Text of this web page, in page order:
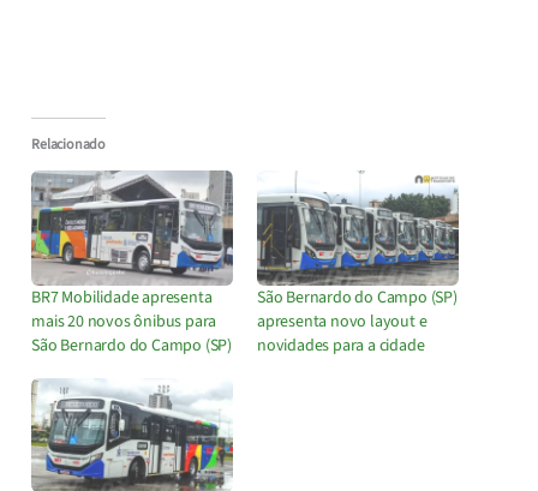
Relacionado
BR7 Mobilidade apresenta
mais 20 novos ônibus para
São Bernardo do Campo (SP)
São Bernardo do Campo (SP)
apresenta novo layout e
novidades para a cidade